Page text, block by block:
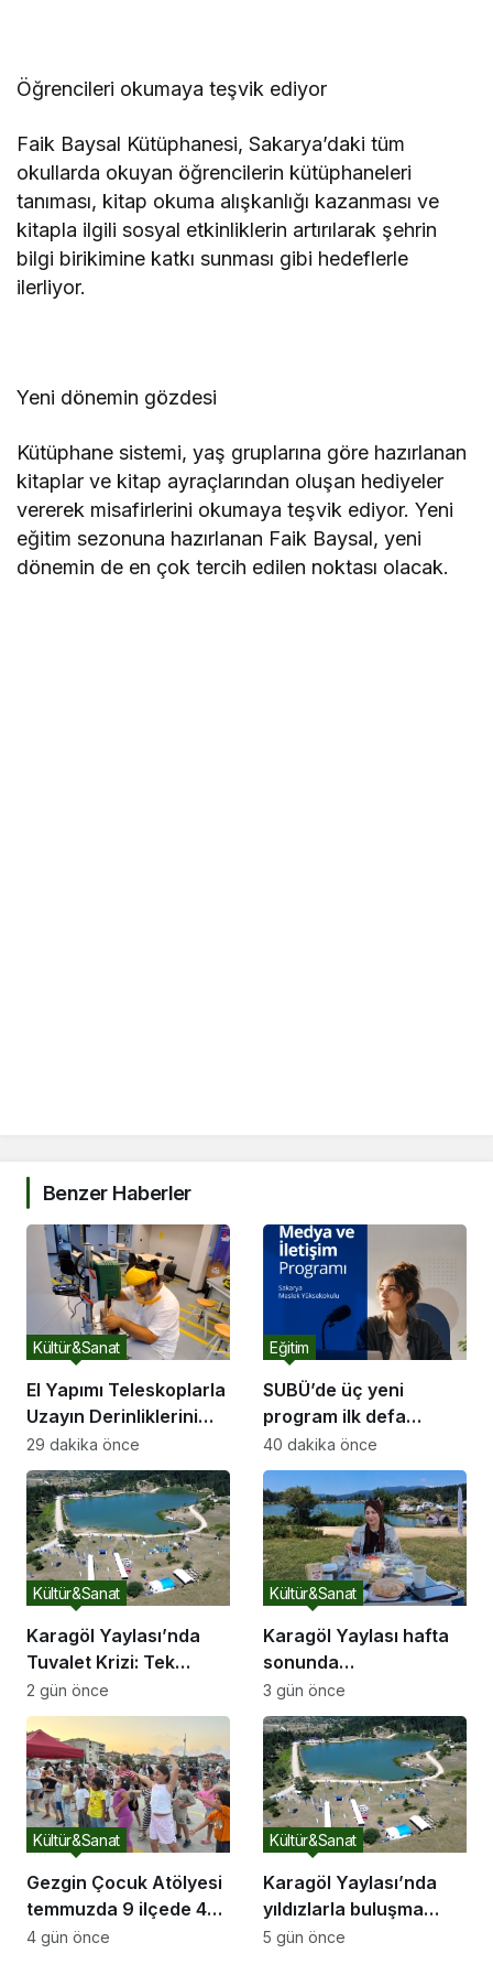
Öğrencileri okumaya teşvik ediyor
Faik Baysal Kütüphanesi, Sakarya’daki tüm
okullarda okuyan öğrencilerin kütüphaneleri
tanıması, kitap okuma alışkanlığı kazanması ve
kitapla ilgili sosyal etkinliklerin artırılarak şehrin
bilgi birikimine katkı sunması gibi hedeflerle
ilerliyor.
Yeni dönemin gözdesi
Kütüphane sistemi, yaş gruplarına göre hazırlanan
kitaplar ve kitap ayraçlarından oluşan hediyeler
vererek misafirlerini okumaya teşvik ediyor. Yeni
eğitim sezonuna hazırlanan Faik Baysal, yeni
dönemin de en çok tercih edilen noktası olacak.
Benzer Haberler
El Yapımı Teleskoplarla
Uzayın Derinliklerini
Keşfediyorlar
Kültür&Sanat
29 dakika önce
SUBÜ’de üç yeni
program ilk defa
öğrenci alacak
Eğitim
40 dakika önce
Karagöl Yaylası’nda
Tuvalet Krizi: Tek
Tuvalet Binlerce
Ziyaretçiye Yetmiyor
Kültür&Sanat
2 gün önce
Karagöl Yaylası hafta
sonunda
doğaseverlerin akınına
uğradı
Kültür&Sanat
3 gün önce
Gezgin Çocuk Atölyesi
temmuzda 9 ilçede 4
bini aşkın çocuğun
Kültür&Sanat
4 gün önce
Karagöl Yaylası’nda
yıldızlarla buluşma
Marmara’nın en
Kültür&Sanat
5 gün önce